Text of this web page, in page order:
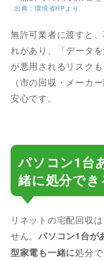
出典：環境省HPより
無許可業者に渡すと
れがあり、「データ
が悪用されるリスク
（市の回収・メーカ
安心です。
パソコン1台
緒に処分でき
リネットの宅配回収
せん。パソコン1台が
型家電も一緒に処分